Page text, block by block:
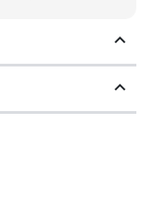
à 360°